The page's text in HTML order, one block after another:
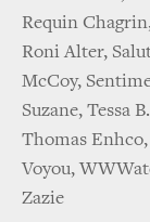
Requin
Roni Alter,
McCoy,
Suzane, Tessa
Thomas
Voyou,
Zazie